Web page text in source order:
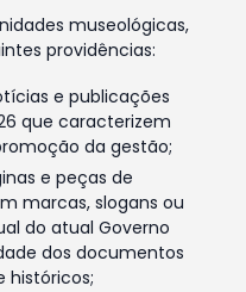
museológicas,
providências:
e publicações
que caracterizem
da gestão;
e peças de
marcas, slogans ou
do atual Governo
dos documentos
históricos;